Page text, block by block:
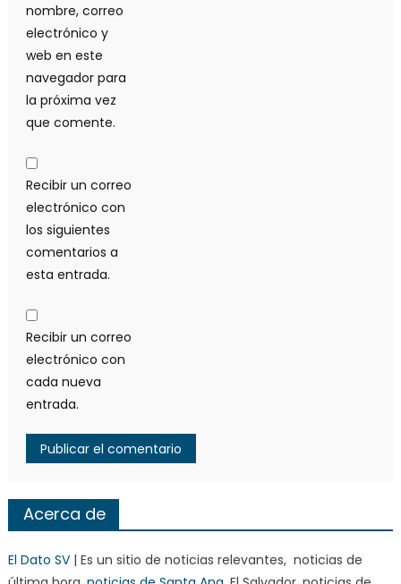
nombre, correo
electrónico y
web en este
navegador para
la próxima vez
que comente.
Recibir un correo
electrónico con
los siguientes
comentarios a
esta entrada.
Recibir un correo
electrónico con
cada nueva
entrada.
Acerca de
El Dato SV| Es un sitio de noticias relevantes, noticias de